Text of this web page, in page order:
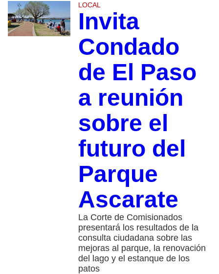
LOCAL
Invita
Condado
de El Paso
a reunión
sobre el
futuro del
Parque
Ascarate
La Corte de Comisionados
presentará los resultados de la
consulta ciudadana sobre las
mejoras al parque, la renovación
del lago y el estanque de los
patos